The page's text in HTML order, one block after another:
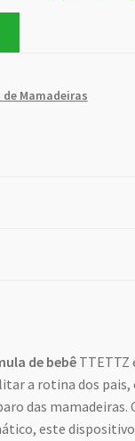
Mamadeiras
de bebêTTETTZ
a rotina dos pais,
das mamadeiras.
este dispositivo